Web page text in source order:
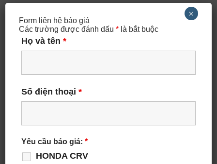
Vô lăng
Vô lăng tích hợp nút điều khiển đa thông tin, âm thanh,
đàm thoại rảnh tay và ra lệnh bằng giọng nói.
Form liên hệ báo giá
Các trường được đánh dấu* là bắt buộc
Họ và tên*
Số điện thoại*
Yêu cầu báo giá:*
HONDA CRV
×